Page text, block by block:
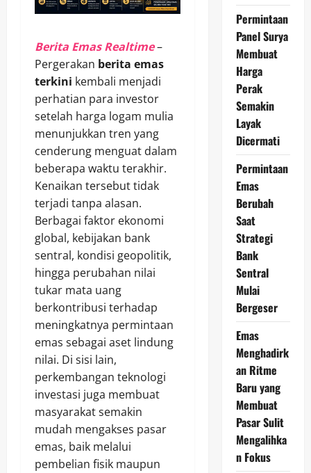
Berita Emas Realtime–
Pergerakan berita emas
terkini kembali menjadi
perhatian para investor
setelah harga logam mulia
menunjukkan tren yang
cenderung menguat dalam
beberapa waktu terakhir.
Kenaikan tersebut tidak
terjadi tanpa alasan.
Berbagai faktor ekonomi
global, kebijakan bank
sentral, kondisi geopolitik,
hingga perubahan nilai
tukar mata uang
berkontribusi terhadap
meningkatnya permintaan
emas sebagai aset lindung
nilai. Di sisi lain,
perkembangan teknologi
investasi juga membuat
masyarakat semakin
mudah mengakses pasar
emas, baik melalui
pembelian fisik maupun
Permintaan
Panel Surya
Membuat
Harga
Perak
Semakin
Layak
Dicermati
Permintaan
Emas
Berubah
Saat
Strategi
Bank
Sentral
Mulai
Bergeser
Emas
Menghadirk
an Ritme
Baru yang
Membuat
Pasar Sulit
Mengalihka
n Fokus